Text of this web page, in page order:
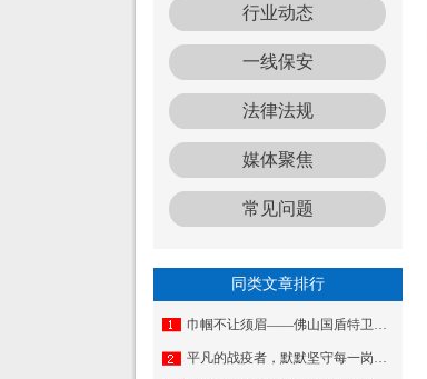
行业动态
一线保安
法律法规
媒体聚焦
常见问题
同类文章排行
巾帼不让须眉——佛山国盾特卫女保安风采
平凡的战疫者，默默坚守每一岗——国盾特卫在平凡岗位里贡献着自己的一分力量